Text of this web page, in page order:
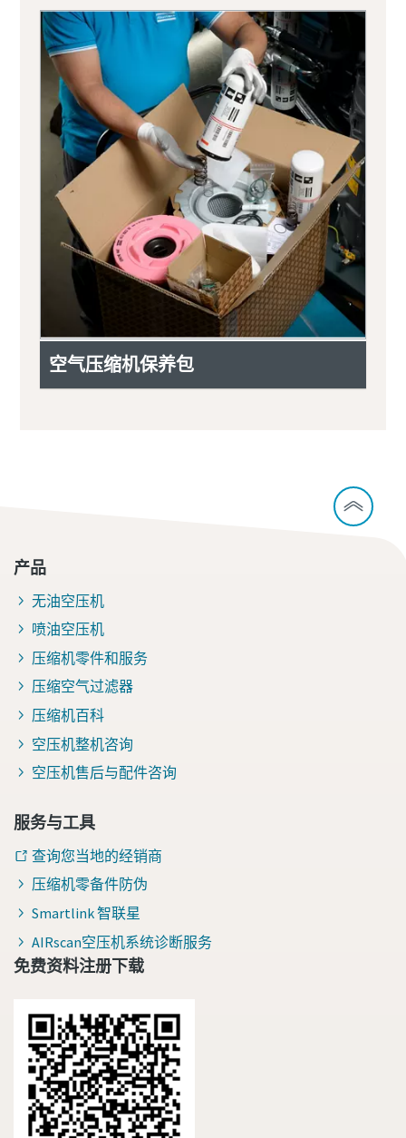
空气压缩机保养包
产品
无油空压机
喷油空压机
压缩机零件和服务
压缩空气过滤器
压缩机百科
空压机整机咨询
空压机售后与配件咨询
服务与工具
查询您当地的经销商
压缩机零备件防伪
Smartlink 智联星
AIRscan空压机系统诊断服务
免费资料注册下载